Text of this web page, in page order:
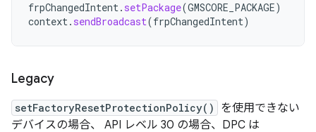
frpChangedIntent. setPackage(GMSCORE_PACKAGE)
context. sendBroadcast(frpChangedIntent)
Legacy
setFactoryResetProtectionPolicy()
を使用できない
デバイスの場合、 API レベル 30 の場合、DPC は